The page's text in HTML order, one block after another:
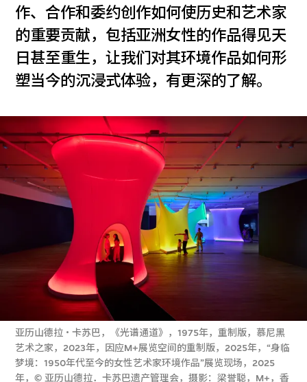
作、合作和委约创作如何使历史和艺术家
的重要贡献，包括亚洲女性的作品得见天
日甚至重生，让我们对其环境作品如何形
塑当今的沉浸式体验，有更深的了解。
亚历山德拉・卡苏巴，《光谱通道》，1975年，重制版，慕尼黑
艺术之家，2023年，因应M+展览空间的重制版，2025年，“身临
梦境：1950年代至今的女性艺术家环境作品”展览现场，2025
年，© 亚历山德拉．卡苏巴遗产管理会，摄影：梁誉聪，M+，香